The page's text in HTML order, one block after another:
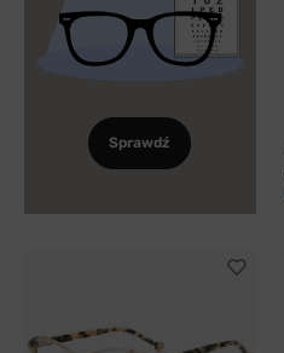
Sprawdź